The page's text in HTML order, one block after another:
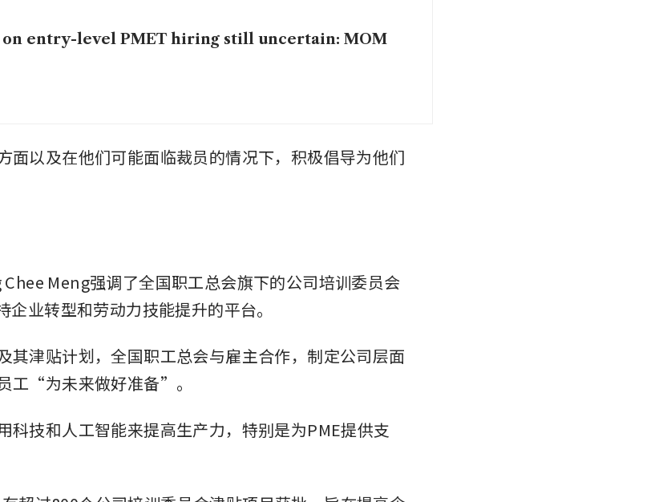
entry-level PMET hiring still uncertain: MOM
面以及在他们可能面临裁员的情况下，积极倡导为他们
Meng强调了全国职工总会旗下的公司培训委员会
企业转型和劳动力技能提升的平台。
其津贴计划，全国职工总会与雇主合作，制定公司层面
工“为未来做好准备”。
科技和人工智能来提高生产力，特别是为PME提供支